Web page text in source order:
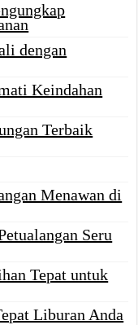
dengan
Keindahan
Terbaik
Menawan di
Seru
Tepat untuk
Liburan Anda